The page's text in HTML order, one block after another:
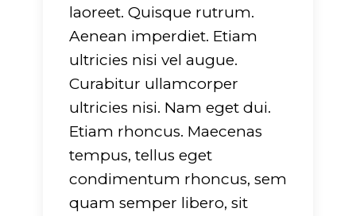
lib/mkdf.functions.php
in
glide/apps/opt/public/wp-
themes/evently/framework/lib/
key "extension" in
/srv/users/glide/apps/
content/themes/
on line751
laoreet. Quisque rutrum.
Aenean imperdiet. Etiam
ultricies nisi vel augue.
Curabitur ullamcorper
ultricies nisi. Nam eget dui.
Etiam rhoncus. Maecenas
tempus, tellus eget
condimentum rhoncus, sem
quam semper libero, sit